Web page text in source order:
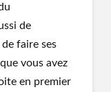
de
faire ses
vous avez
en premier